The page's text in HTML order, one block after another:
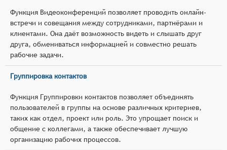
Функция Видеоконференций позволяет проводить онлайн-
встречи и совещания между сотрудниками, партнёрами и
клиентами. Она даёт возможность видеть и слышать друг
друга, обмениваться информацией и совместно решать
рабочие задачи.
Группировка контактов
Функция Группировки контактов позволяет объединять
пользователей в группы на основе различных критериев,
таких как отдел, проект или роль. Это упрощает поиск и
общение с коллегами, а также обеспечивает лучшую
организацию рабочих процессов.